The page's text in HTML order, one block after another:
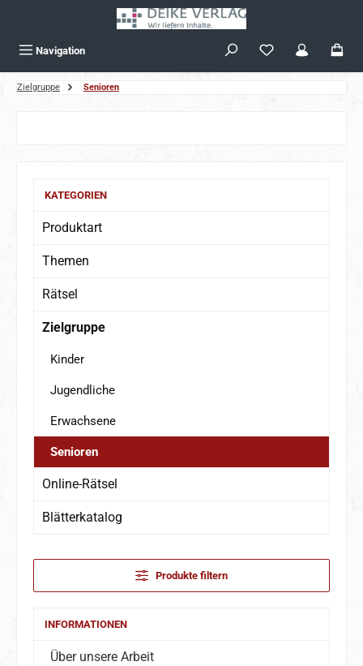
Navigation
Zielgruppe Senioren
KATEGORIEN
Produktart
Themen
Rätsel
Zielgruppe
Kinder
Jugendliche
Erwachsene
Senioren
Online-Rätsel
Blätterkatalog
Produkte filtern
INFORMATIONEN
Über unsere Arbeit